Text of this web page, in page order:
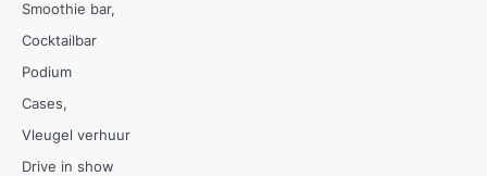
Smoothie bar
Cocktailbar
Podium
Cases
Vleugel verhuur
Drive in show